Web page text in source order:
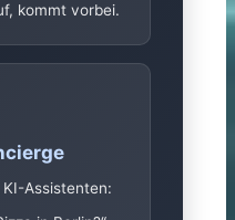
kommt vorbei.
Assistenten: